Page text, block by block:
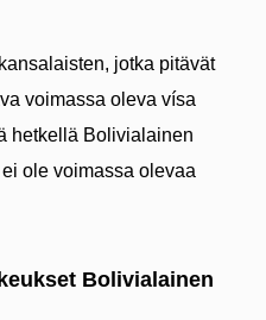
jotka pitävät
voimassa oleva vísa
hetkellä Bolivialainen
ole voimassa olevaa
Bolivialainen